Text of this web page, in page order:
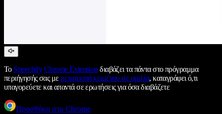
Το Speechify Chrome Extension διαβάζει τα πάντα στο πρόγραμμα
περιήγησής σας με μετατροπή κειμένου σε ομιλία, καταγράφει ό,τι
υπαγορεύετε και απαντά σε ερωτήσεις για όσα διαβάζετε
Προσθήκη στο Chrome